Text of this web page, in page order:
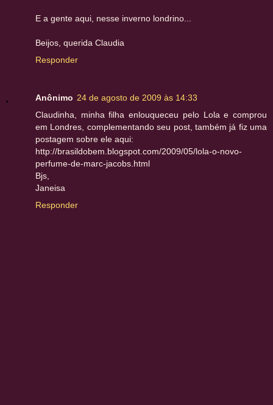
E a gente aqui, nesse inverno londrino...
Beijos, querida Claudia
Responder
Anônimo 24 de agosto de 2009 às 14:33
Claudinha, minha filha enlouqueceu pelo Lola e comprou
em Londres, complementando seu post, também já fiz uma
postagem sobre ele aqui:
http://brasildobem.blogspot.com/2009/05/lola-o-novo-
perfume-de-marc-jacobs.html
Bjs,
Janeisa
Responder